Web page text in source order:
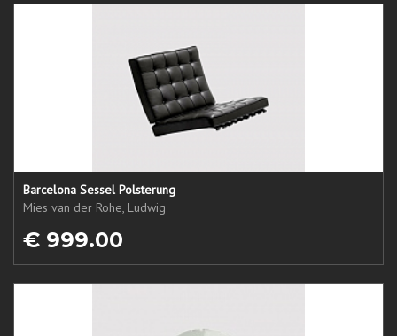
Barcelona Sessel Polsterung
Mies van der Rohe, Ludwig
€ 999.00